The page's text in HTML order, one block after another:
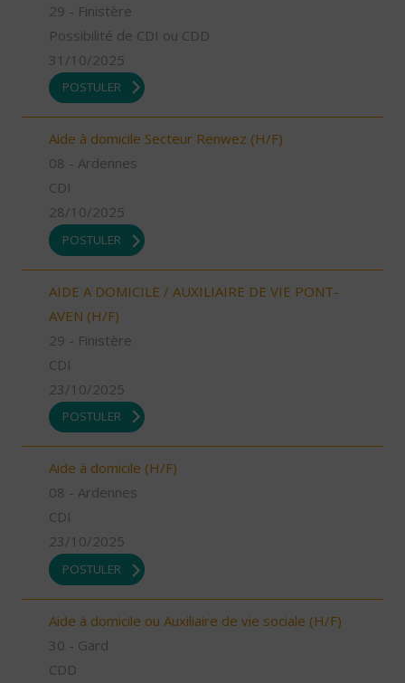
29 - Finistère
Possibilité de CDI ou CDD
31/10/2025
POSTULER
Aide à domicile Secteur Renwez (H/F)
08 - Ardennes
CDI
28/10/2025
POSTULER
AIDE A DOMICILE / AUXILIAIRE DE VIE PONT-
AVEN (H/F)
29 - Finistère
CDI
23/10/2025
POSTULER
Aide à domicile (H/F)
08 - Ardennes
CDI
23/10/2025
POSTULER
Aide à domicile ou Auxiliaire de vie sociale (H/F)
30 - Gard
CDD